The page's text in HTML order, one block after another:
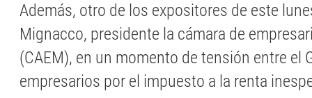
Además, otro de los expositores de este
Mignacco, presidente la cámara de
(CAEM), en un momento de tensión entre el
empresarios por el impuesto a la renta